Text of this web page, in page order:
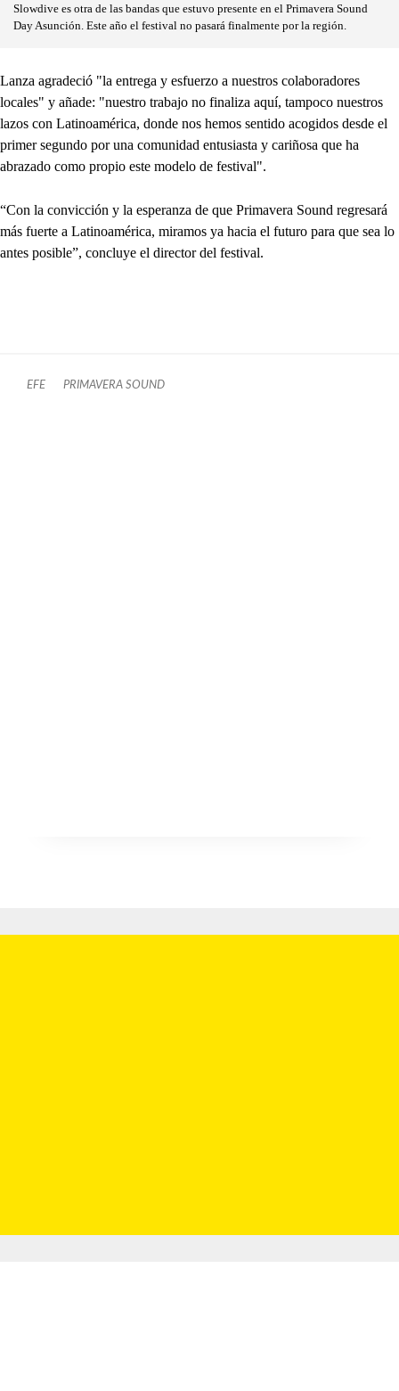
Slowdive es otra de las bandas que estuvo presente en el Primavera Sound
Day Asunción. Este año el festival no pasará finalmente por la región.
Lanza agradeció "la entrega y esfuerzo a nuestros colaboradores
locales" y añade: "nuestro trabajo no finaliza aquí, tampoco nuestros
lazos con Latinoamérica, donde nos hemos sentido acogidos desde el
primer segundo por una comunidad entusiasta y cariñosa que ha
abrazado como propio este modelo de festival".
“Con la convicción y la esperanza de que Primavera Sound regresará
más fuerte a Latinoamérica, miramos ya hacia el futuro para que sea lo
antes posible”, concluye el director del festival.
EFE PRIMAVERA SOUND